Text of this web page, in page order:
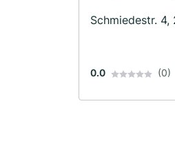
Schmiedestr. 4,
0.0 (0)